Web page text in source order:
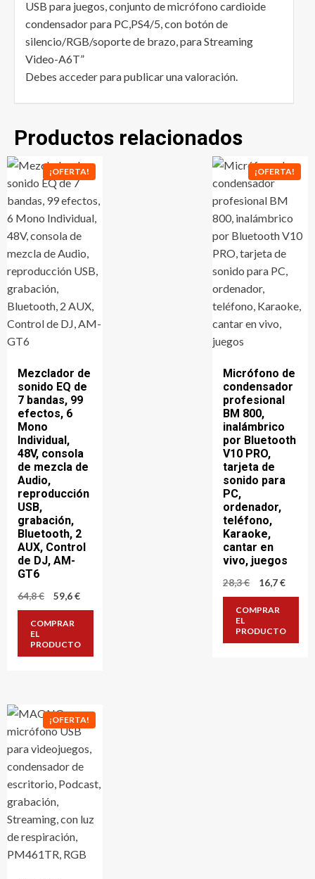
USB para juegos, conjunto de micrófono cardioide
condensador para PC,PS4/5, con botón de
silencio/RGB/soporte de brazo, para Streaming
Video-A6T”
Debes accederpara publicar una valoración.
Productos relacionados
¡OFERTA!
Mezclador de
sonido EQ de
7 bandas, 99
efectos, 6
Mono
Individual,
48V, consola
de mezcla de
Audio,
reproducción
USB,
grabación,
Bluetooth, 2
AUX, Control
de DJ, AM-
GT6
64,8€
El
original
64,8 €.
59,6€El
59,6 €.
COMPRAR
EL
PRODUCTO
¡OFERTA!
Micrófono de
condensador
profesional
BM 800,
inalámbrico
por Bluetooth
V10 PRO,
tarjeta de
sonido para
PC,
ordenador,
teléfono,
Karaoke,
cantar en
vivo, juegos
28,3€
El
original
28,3 €.
16,7€El
16,7 €.
COMPRAR
EL
PRODUCTO
¡OFERTA!